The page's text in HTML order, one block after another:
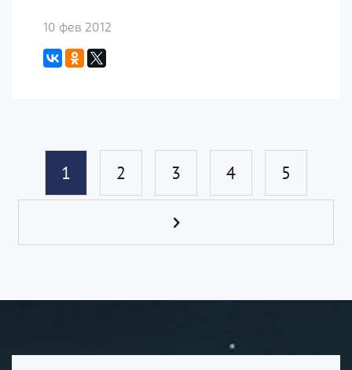
10 фев 2012
1 2 3 4 5